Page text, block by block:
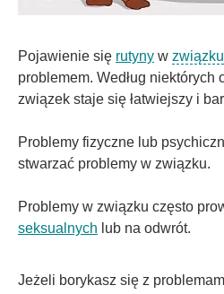
Pojawienie się rutyny w związku
problemem. Według niektórych
związek staje się łatwiejszy i
Problemy fizyczne lub
stwarzać problemy w związku.
Problemy w związku często
seksualnych lub na odwrót.
Jeżeli borykasz się z